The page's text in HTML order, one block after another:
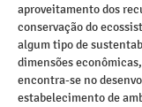
aproveitamento dos
conservação do
algum tipo de
dimensões
encontra-se no
estabelecimento de